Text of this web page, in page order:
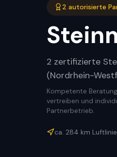
2 autorisierte
2 zertifizierte
(Nordrhein-
Kompetente
vertreiben und
Partnerbetrieb.
ca. 284 km